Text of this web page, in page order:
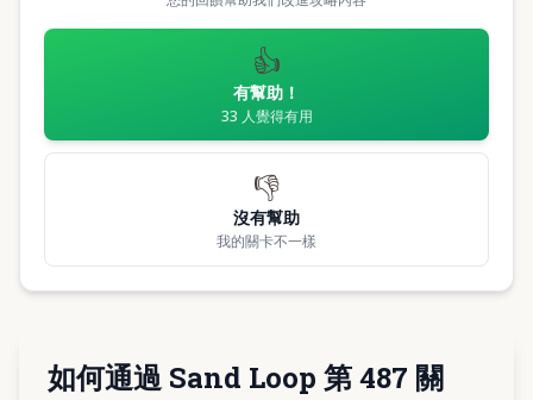
👍
有幫助！
33 人覺得有用
👎
沒有幫助
我的關卡不一樣
如何通過 Sand Loop 第 487 關